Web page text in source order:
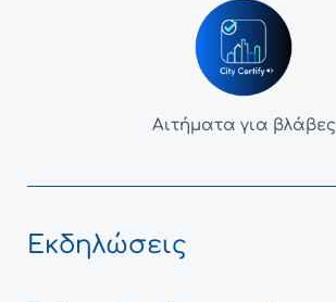
Αιτήματα για βλάβες
Εκδηλώσεις